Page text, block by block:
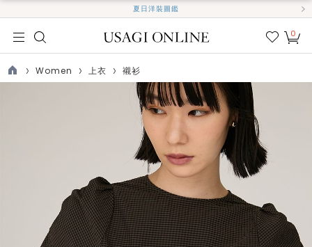
夏日洋裝圖鑑
我的
0
TOP
Women 上衣 襯衫